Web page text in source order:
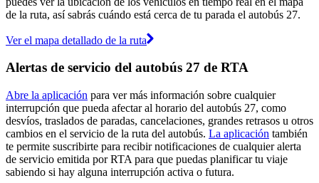
de la ruta, así sabrás cuándo está cerca de tu parada el autobús 27.
Ver el mapa detallado de la ruta
Alertas de servicio del autobús 27 de RTA
Abre la aplicación para ver más información sobre cualquier
interrupción que pueda afectar al horario del autobús 27, como
desvíos, traslados de paradas, cancelaciones, grandes retrasos u otros
cambios en el servicio de la ruta del autobús. La aplicación también
te permite suscribirte para recibir notificaciones de cualquier alerta
de servicio emitida por RTA para que puedas planificar tu viaje
sabiendo si hay alguna interrupción activa o futura.